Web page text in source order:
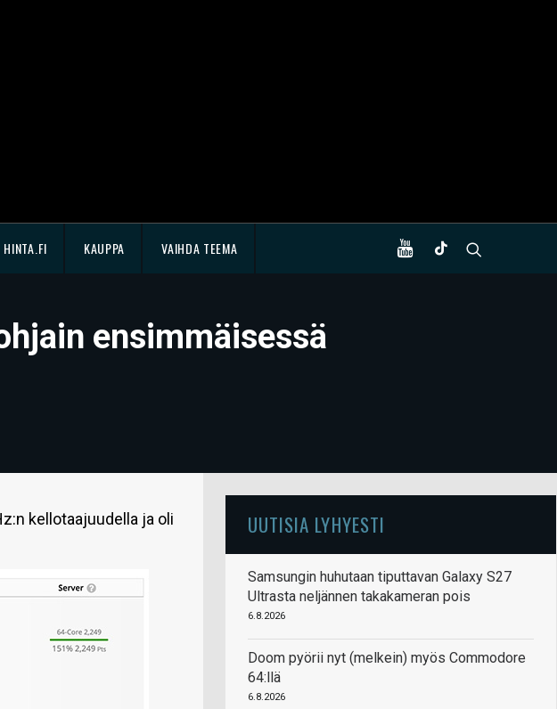
HINTA.FI KAUPPA VAIHDA TEEMA
ensimmäisessä
kellotaajuudella ja oli
UUTISIA LYHYESTI
Samsungin huhutaan tiputtavan Galaxy S27
Ultrasta neljännen takakameran pois
6.8.2026
Doom pyörii nyt (melkein) myös Commodore
64:llä
6.8.2026